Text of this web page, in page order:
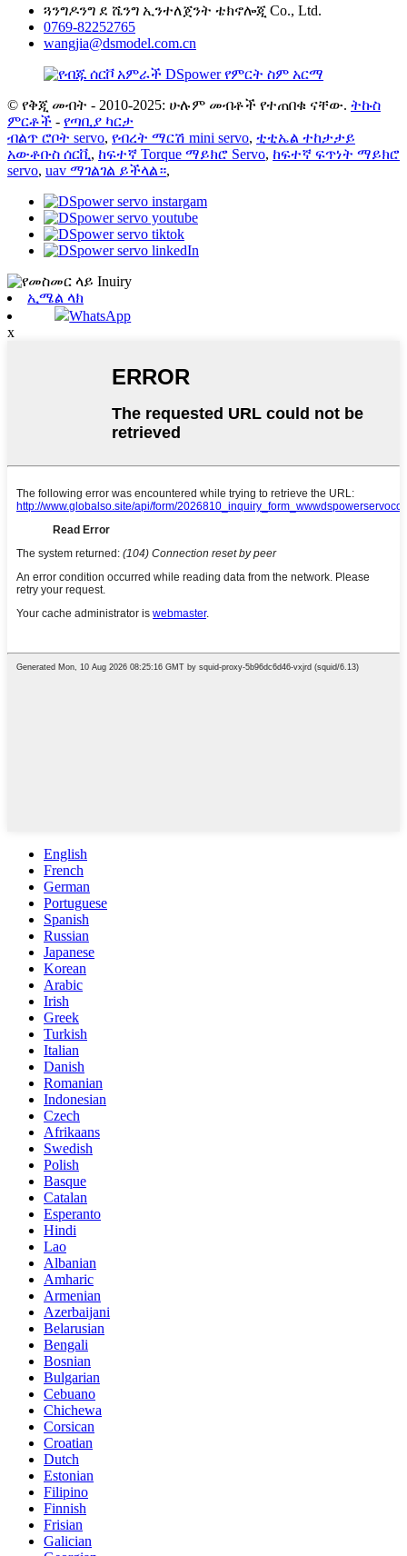
ጓንግዶንግ ደ ሼንግ ኢንተለጀንት ቴክኖሎጂ Co., Ltd.
0769-82252765
wangjia@dsmodel.com.cn
© የቅጂ መብት - 2010-2025: ሁሉም መብቶች የተጠበቁ ናቸው. ትኩስ
ምርቶች - የጣቢያ ካርታ
ብልጥ ሮቦት servo, የብረት ማርሽ mini servo, ቲቲኤል ተከታታይ
አውቶቡስ ሰርቪ, ከፍተኛ Torque ማይክሮ Servo, ከፍተኛ ፍጥነት ማይክሮ
servo, uav ማገልገል ይችላል።,
ኢሜል ላክ
WhatsApp
x
English
French
German
Portuguese
Spanish
Russian
Japanese
Korean
Arabic
Irish
Greek
Turkish
Italian
Danish
Romanian
Indonesian
Czech
Afrikaans
Swedish
Polish
Basque
Catalan
Esperanto
Hindi
Lao
Albanian
Amharic
Armenian
Azerbaijani
Belarusian
Bengali
Bosnian
Bulgarian
Cebuano
Chichewa
Corsican
Croatian
Dutch
Estonian
Filipino
Finnish
Frisian
Galician